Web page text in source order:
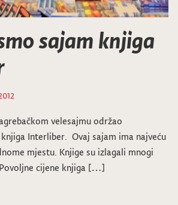
sajam knjiga
velesajmu održao
Interliber. Ovaj sajam ima najveću
mjestu. Knjige su izlagali mnogi
cijene knjiga […]